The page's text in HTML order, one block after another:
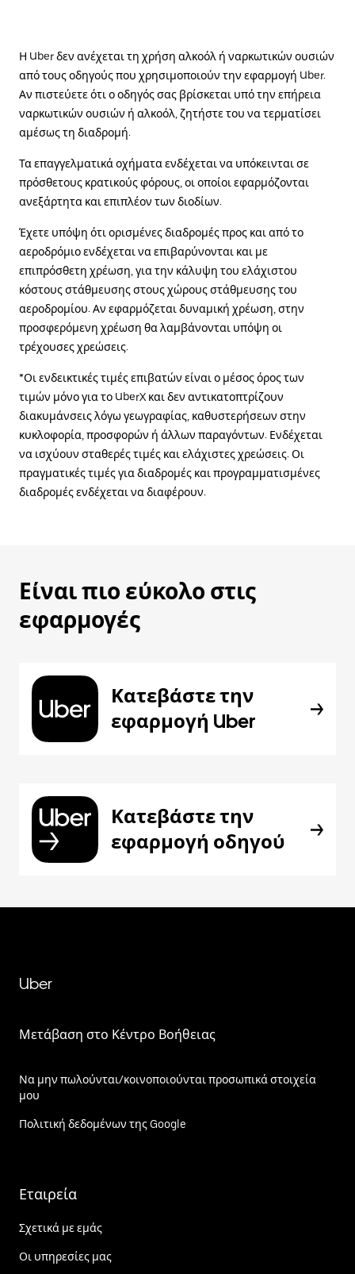
Η Uber δεν ανέχεται τη χρήση αλκοόλ ή ναρκωτικών ουσιών
από τους οδηγούς που χρησιμοποιούν την εφαρμογή Uber.
Αν πιστεύετε ότι ο οδηγός σας βρίσκεται υπό την επήρεια
ναρκωτικών ουσιών ή αλκοόλ, ζητήστε του να τερματίσει
αμέσως τη διαδρομή.
Τα επαγγελματικά οχήματα ενδέχεται να υπόκεινται σε
πρόσθετους κρατικούς φόρους, οι οποίοι εφαρμόζονται
ανεξάρτητα και επιπλέον των διοδίων.
Έχετε υπόψη ότι ορισμένες διαδρομές προς και από το
αεροδρόμιο ενδέχεται να επιβαρύνονται και με
επιπρόσθετη χρέωση, για την κάλυψη του ελάχιστου
κόστους στάθμευσης στους χώρους στάθμευσης του
αεροδρομίου. Αν εφαρμόζεται δυναμική χρέωση, στην
προσφερόμενη χρέωση θα λαμβάνονται υπόψη οι
τρέχουσες χρεώσεις.
*Οι ενδεικτικές τιμές επιβατών είναι ο μέσος όρος των
τιμών μόνο για το UberX και δεν αντικατοπτρίζουν
διακυμάνσεις λόγω γεωγραφίας, καθυστερήσεων στην
κυκλοφορία, προσφορών ή άλλων παραγόντων. Ενδέχεται
να ισχύουν σταθερές τιμές και ελάχιστες χρεώσεις. Οι
πραγματικές τιμές για διαδρομές και προγραμματισμένες
διαδρομές ενδέχεται να διαφέρουν.
Είναι πιο εύκολο στις
εφαρμογές
Κατεβάστε την
εφαρμογή Uber
Κατεβάστε την
εφαρμογή οδηγού
Uber
Μετάβαση στο Κέντρο Βοήθειας
Να μην πωλούνται/κοινοποιούνται προσωπικά στοιχεία
μου
Πολιτική δεδομένων της Google
Εταιρεία
Σχετικά με εμάς
Οι υπηρεσίες μας